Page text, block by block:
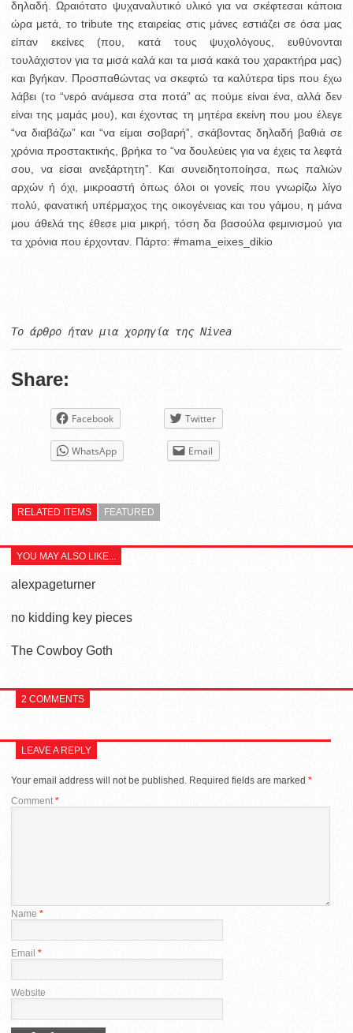
δηλαδή. Ωραιότατο ψυχαναλυτικό υλικό για να σκέφτεσαι κάποια
ώρα μετά, το tribute της εταιρείας στις μάνες εστιάζει σε όσα μας
είπαν εκείνες (που, κατά τους ψυχολόγους, ευθύνονται
τουλάχιστον για τα μισά καλά και τα μισά κακά του χαρακτήρα μας)
και βγήκαν. Προσπαθώντας να σκεφτώ τα καλύτερα tips που έχω
λάβει (το “νερό ανάμεσα στα ποτά” ας πούμε είναι ένα, αλλά δεν
είναι της μαμάς μου), και έχοντας τη μητέρα εκείνη που μου έλεγε
“να διαβάζω” και “να είμαι σοβαρή”, σκάβοντας δηλαδή βαθιά σε
χρόνια προστακτικής, βρήκα το “να δουλεύεις για να έχεις τα λεφτά
σου, να είσαι ανεξάρτητη”. Και συνειδητοποίησα, πως παλιών
αρχών ή όχι, μικροαστή όπως όλοι οι γονείς που γνωρίζω λίγο
πολύ, φανατική υπέρμαχος της οικογένειας και του γάμου, η μάνα
μου άθελά της έθεσε μια μικρή, τόση δα βασούλα φεμινισμού για
τα χρόνια που έρχονταν. Πάρτο: #mama_eixes_dikio
To άρθρο ήταν μια χορηγία της Nivea
Share:
Facebook Twitter
WhatsApp Email
RELATED ITEMS FEATURED
YOU MAY ALSO LIKE...
alexpageturner
no kidding key pieces
The Cowboy Goth
2 COMMENTS
LEAVE A REPLY
Your email address will not be published. Required fields are marked *
Comment*
Name *
Email *
Website